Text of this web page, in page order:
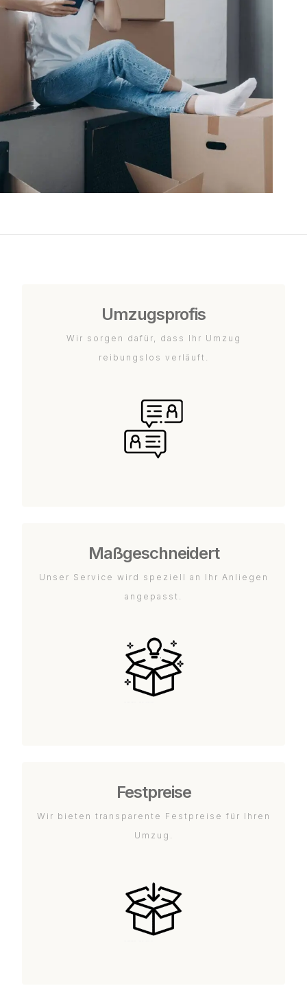
Umzugsprofis
Wir sorgen dafür, dass Ihr Umzug
reibungslos verläuft.
Maßgeschneidert
Unser Service wird speziell an Ihr Anliegen
angepasst.
Festpreise
Wir bieten transparente Festpreise für Ihren
Umzug.